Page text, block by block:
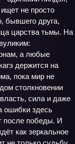
не просто
бывшего друга,
царства тьмы. На
а любые
держится на
пока мир не
столкновении
сила и даже
ошибки здесь
после победы. И
как зеркальное